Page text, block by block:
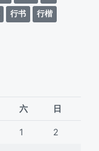
行书
行楷
六 日
1 2